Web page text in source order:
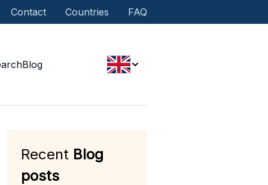
Contact Countries FAQ
Blog
Recent Blog
posts